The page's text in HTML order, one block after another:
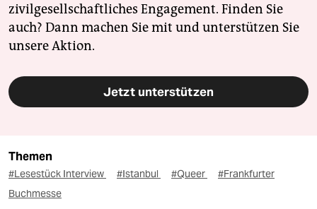
zivilgesellschaftliches Engagement. Finden Sie
auch? Dann machen Sie mit und unterstützen Sie
unsere Aktion.
Jetzt unterstützen
Themen
#Lesestück Interview #Istanbul #Queer
#Frankfurter
Buchmesse